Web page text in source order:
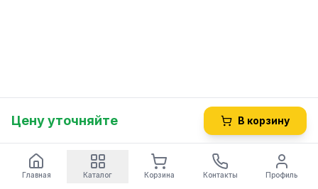
Цену уточняйте В корзину
Главная Каталог Корзина Контакты Профиль